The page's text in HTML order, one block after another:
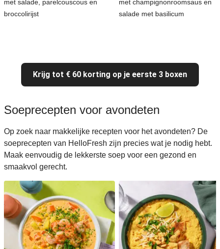
met salade, parelcouscous en
broccolirijst
met champignonroomsaus en
salade met basilicum
Krijg tot € 60 korting op je eerste 3 boxen
Soeprecepten voor avondeten
Op zoek naar makkelijke recepten voor het avondeten? De
soeprecepten van HelloFresh zijn precies wat je nodig hebt.
Maak eenvoudig de lekkerste soep voor een gezond en
smaakvol gerecht.